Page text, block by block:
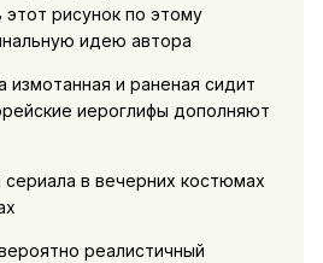
рисунок по этому
идею автора
измотанная и раненая сидит
иероглифы дополняют
в вечерних костюмах
реалистичный